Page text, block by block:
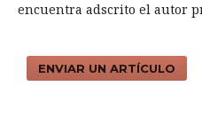
encuentra adscrito el autor
ENVIAR UN ARTÍCULO